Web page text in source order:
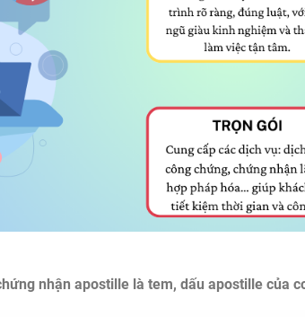
nhận apostille là tem, dấu apostille của